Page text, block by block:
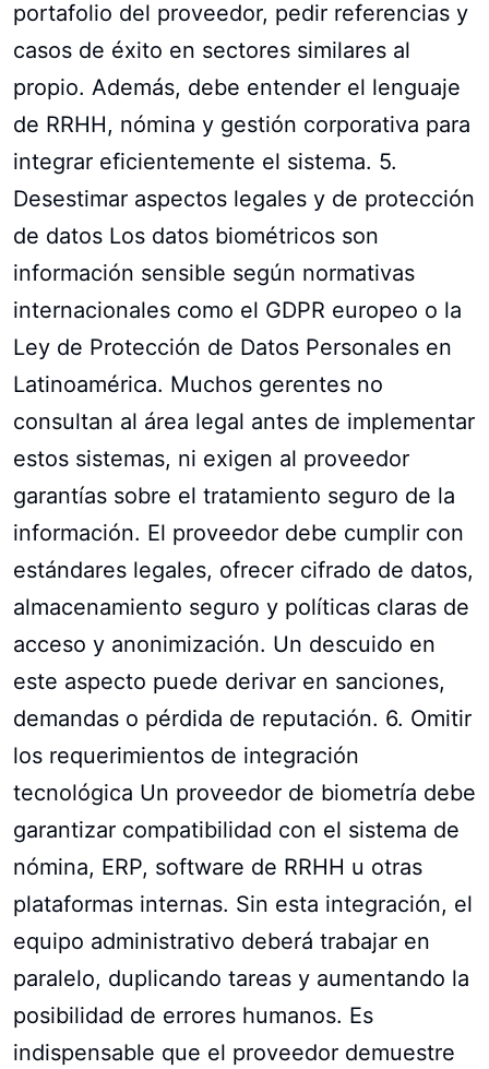
portafolio del proveedor, pedir referencias y
casos de éxito en sectores similares al
propio. Además, debe entender el lenguaje
de RRHH, nómina y gestión corporativa para
integrar eficientemente el sistema. 5.
Desestimar aspectos legales y de protección
de datos Los datos biométricos son
información sensible según normativas
internacionales como el GDPR europeo o la
Ley de Protección de Datos Personales en
Latinoamérica. Muchos gerentes no
consultan al área legal antes de implementar
estos sistemas, ni exigen al proveedor
garantías sobre el tratamiento seguro de la
información. El proveedor debe cumplir con
estándares legales, ofrecer cifrado de datos,
almacenamiento seguro y políticas claras de
acceso y anonimización. Un descuido en
este aspecto puede derivar en sanciones,
demandas o pérdida de reputación. 6. Omitir
los requerimientos de integración
tecnológica Un proveedor de biometría debe
garantizar compatibilidad con el sistema de
nómina, ERP, software de RRHH u otras
plataformas internas. Sin esta integración, el
equipo administrativo deberá trabajar en
paralelo, duplicando tareas y aumentando la
posibilidad de errores humanos. Es
indispensable que el proveedor demuestre